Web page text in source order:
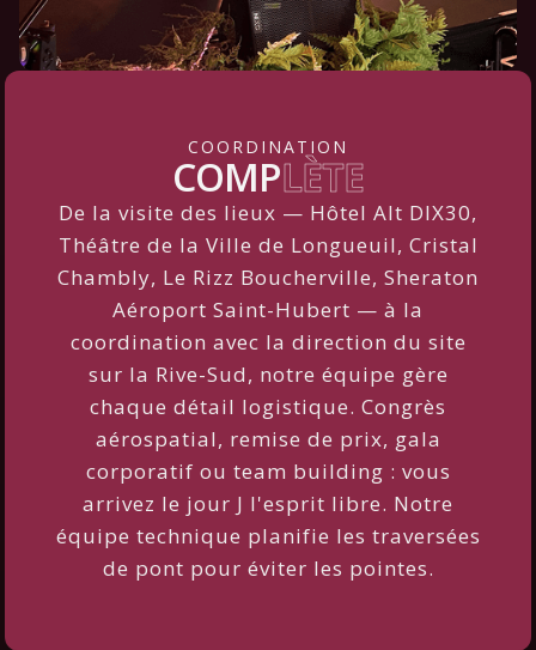
COORDINATION
COMPLÈTE
De la visite des lieux — Hôtel Alt DIX30,
Théâtre de la Ville de Longueuil, Cristal
Chambly, Le Rizz Boucherville, Sheraton
Aéroport Saint-Hubert — à la
coordination avec la direction du site
sur la Rive-Sud, notre équipe gère
chaque détail logistique. Congrès
aérospatial, remise de prix, gala
corporatif ou team building : vous
arrivez le jour J l'esprit libre. Notre
équipe technique planifie les traversées
de pont pour éviter les pointes.